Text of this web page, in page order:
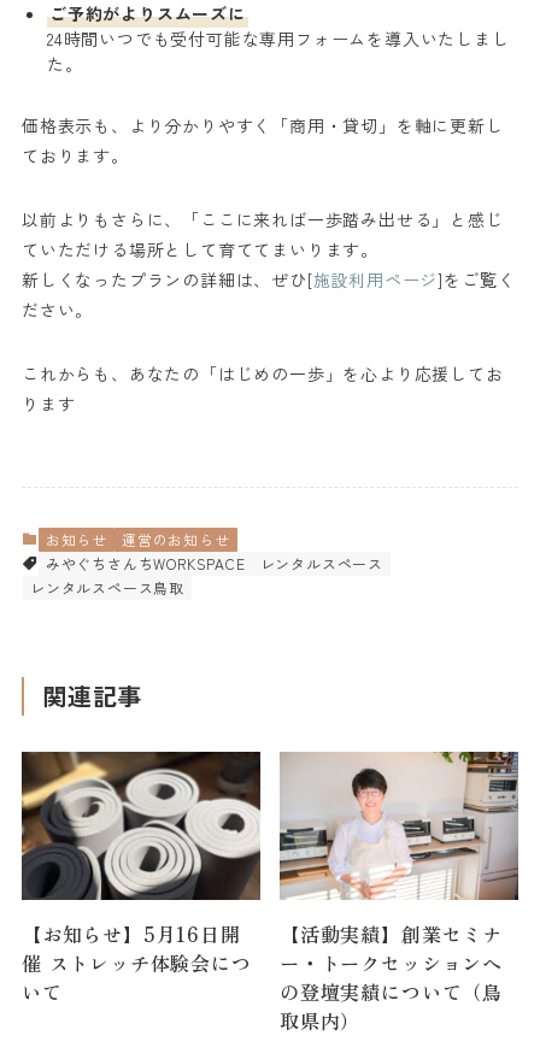
ご予約がよりスムーズに
24時間いつでも受付可能な専用フォームを導入いたしまし
た。
価格表示も、より分かりやすく「商用・貸切」を軸に更新し
ております。
以前よりもさらに、「ここに来れば一歩踏み出せる」と感じ
ていただける場所として育ててまいります。
新しくなったプランの詳細は、ぜひ[施設利用ページ]をご覧く
ださい。
これからも、あなたの「はじめの一歩」を心より応援してお
ります
お知らせ
運営のお知らせ
みやぐちさんちWORKSPACE
レンタルスペース
レンタルスペース鳥取
関連記事
【お知らせ】5月16日開
催 ストレッチ体験会につ
いて
【活動実績】創業セミナ
ー・トークセッションへ
の登壇実績について（鳥
取県内）